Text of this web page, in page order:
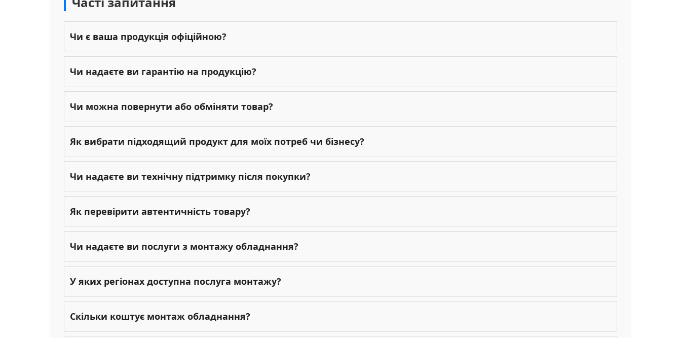
Чи є ваша продукція офіційною?
Чи надаєте ви гарантію на продукцію?
Чи можна повернути або обміняти товар?
Як вибрати підходящий продукт для моїх потреб чи бізнесу?
Чи надаєте ви технічну підтримку після покупки?
Як перевірити автентичність товару?
Чи надаєте ви послуги з монтажу обладнання?
У яких регіонах доступна послуга монтажу?
Скільки коштує монтаж обладнання?